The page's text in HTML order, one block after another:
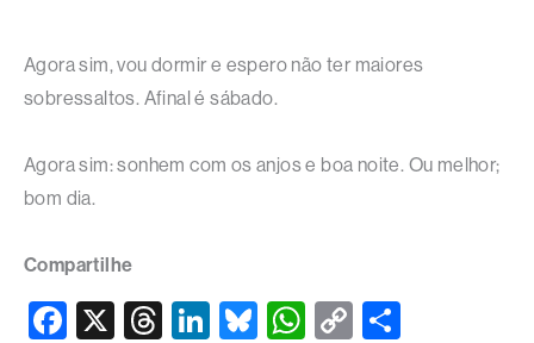
Agora sim, vou dormir e espero não ter maiores
sobressaltos. Afinal é sábado.
Agora sim: sonhem com os anjos e boa noite. Ou melhor;
bom dia.
Compartilhe
F
X
T
Li
Bl
W
C